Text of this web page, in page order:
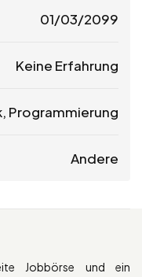
01/03/2099
Keine Erfahrung
Programmierung
Andere
Jobbörse und ein